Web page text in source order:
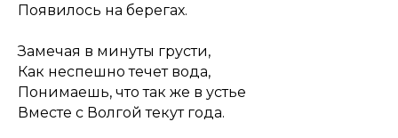
Появилось на берегах.
Замечая в минуты грусти,
Как неспешно течет вода,
Понимаешь, что так же в устье
Вместе с Волгой текут года.